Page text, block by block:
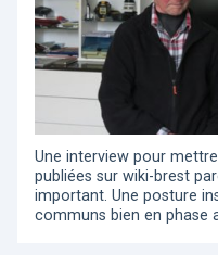
Une interview pour
publiées sur wiki-brest
important. Une posture
communs bien en phase